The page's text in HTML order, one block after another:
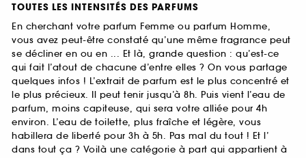
TOUTES LES INTENSITÉS DES PARFUMS
En cherchant votre parfum Femme ou parfum Homme,
vous avez peut-être constaté qu’une même fragrance peut
se décliner en ou en ... Et là, grande question : qu’est-ce
qui fait l’atout de chacune d’entre elles ? On vous partage
quelques infos ! L’extrait de parfum est le plus concentré et
le plus précieux. Il peut tenir jusqu’à 8h. Puis vient l’eau de
parfum, moins capiteuse, qui sera votre alliée pour 4h
environ. L’eau de toilette, plus fraîche et légère, vous
habillera de liberté pour 3h à 5h. Pas mal du tout ! Et l’
dans tout ça ? Voilà une catégorie à part qui appartient à